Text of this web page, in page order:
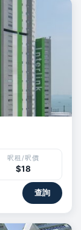
呎租/呎價
$18
查詢